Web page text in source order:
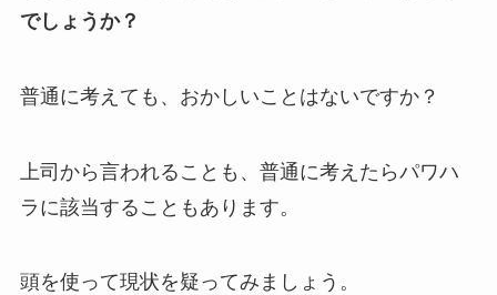
でしょうか？
普通に考えても、おかしいことはないですか？
上司から言われることも、普通に考えたらパワハ
ラに該当することもあります。
頭を使って現状を疑ってみましょう。